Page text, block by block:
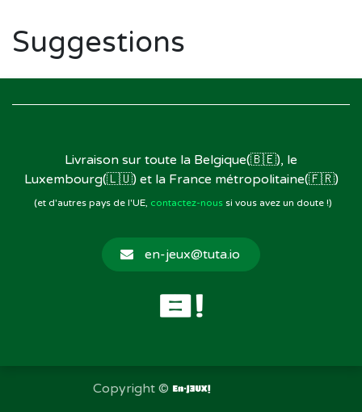
Suggestions
Livraison sur toute la Belgique(🇧🇪), le
Luxembourg(🇱🇺) et la France métropolitaine(🇫🇷)
(et d'autres pays de l'UE, contactez-noussi vous avez un doute !)
en-jeux@tuta.io
Copyright ©